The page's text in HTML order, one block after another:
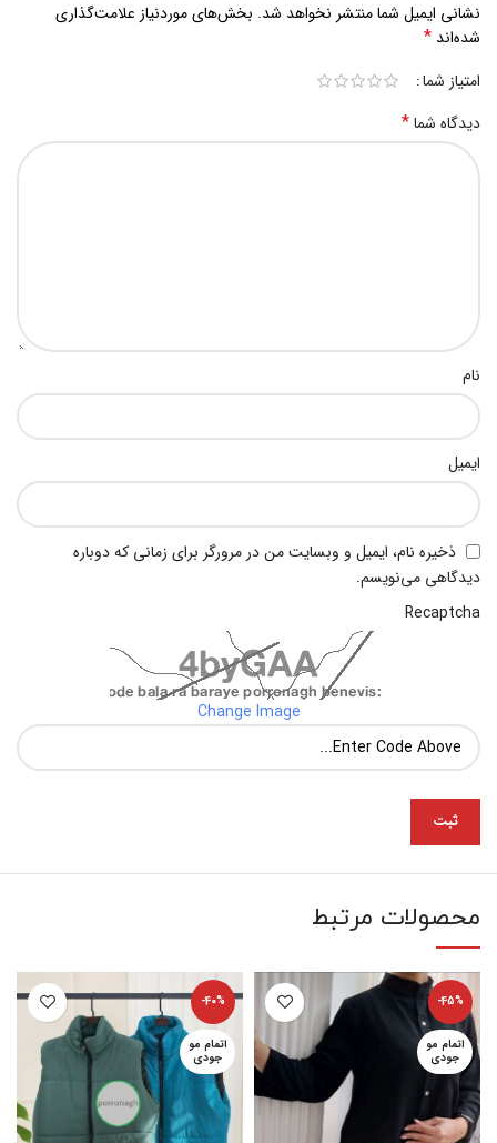
نشانی ایمیل شما منتشر نخواهد شد. بخش‌های موردنیاز علامت‌گذاری
شده‌اند *
امتیاز شما
دیدگاه شما*
نام
ایمیل
ذخیره نام، ایمیل و وبسایت من در مرورگر برای زمانی که دوباره
دیدگاهی می‌نویسم.
Recaptcha
Change Image
محصولات مرتبط
-45%
اتمام مو
جودی
-40%
اتمام مو
جودی